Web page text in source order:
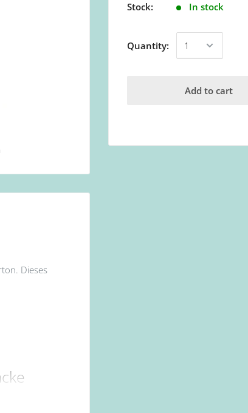
Stock: In stock
Quantity:
Add to cart
Dieses